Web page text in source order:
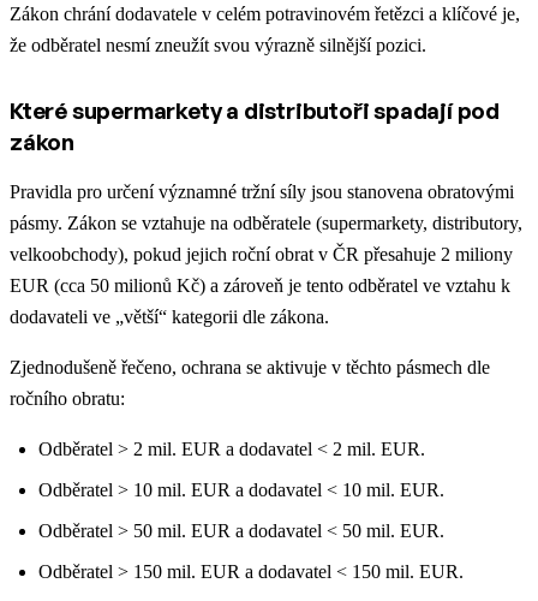
Zákon chrání dodavatele v celém potravinovém řetězci a klíčové je,
že odběratel nesmí zneužít svou výrazně silnější pozici.
Které supermarkety a distributoři spadají pod
zákon
Pravidla pro určení významné tržní síly jsou stanovena obratovými
pásmy. Zákon se vztahuje na odběratele (supermarkety, distributory,
velkoobchody), pokud jejich roční obrat v ČR přesahuje 2 miliony
EUR (cca 50 milionů Kč) a zároveň je tento odběratel ve vztahu k
dodavateli ve „větší“ kategorii dle zákona.
Zjednodušeně řečeno, ochrana se aktivuje v těchto pásmech dle
ročního obratu:
Odběratel > 2 mil. EUR a dodavatel < 2 mil. EUR.
Odběratel > 10 mil. EUR a dodavatel < 10 mil. EUR.
Odběratel > 50 mil. EUR a dodavatel < 50 mil. EUR.
Odběratel > 150 mil. EUR a dodavatel < 150 mil. EUR.